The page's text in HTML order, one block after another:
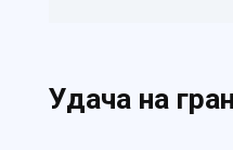
Удача на